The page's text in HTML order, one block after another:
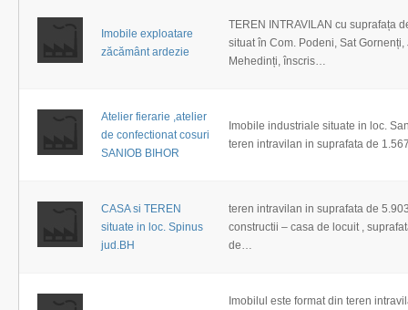
Imobile exploatare
zăcământ ardezie
TEREN INTRAVILAN cu suprafața
situat în Com. Podeni, Sat Gornenți,
Mehedinți, înscris…
Atelier fierarie ,atelier
de confectionat cosuri
SANIOB BIHOR
Imobile industriale situate in loc.
teren intravilan in suprafata de
CASA si TEREN
situate in loc. Spinus
jud.BH
teren intravilan in suprafata de
constructii – casa de locuit ,
de…
Imobilul este format din teren